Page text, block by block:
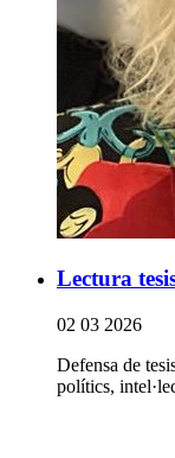
Lectura
02 03 2026
Defensa de
polítics,